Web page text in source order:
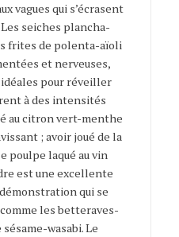
vagues qui s’écrasent
seiches plancha-
frites de polenta-aïoli
et nerveuses,
pour réveiller
à des intensités
au citron vert-menthe
; avoir joué de la
poulpe laqué au vin
est une excellente
qui se
les betteraves-
wasabi. Le